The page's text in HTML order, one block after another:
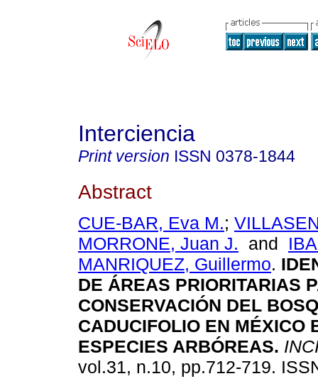
Interciencia
Print version ISSN 0378-1844
Abstract
CUE-BAR, Eva M.;
MORRONE, Juan J. and
MANRIQUEZ, Guillermo.
DE ÁREAS PRIORITARIAS
CONSERVACIÓN DEL
CADUCIFOLIO EN MÉXICO
ESPECIES ARBÓREAS.
vol.31, n.10, pp.712-719.